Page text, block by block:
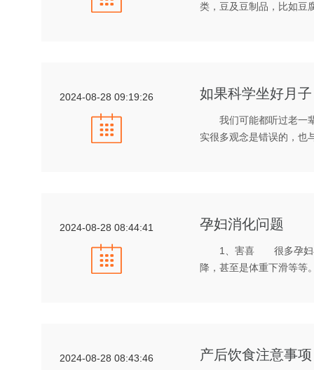
类，豆及豆制品，比如
2024-08-28 09:19:26 如果科学坐好月子
我们可能都听过老一辈
实很多观念是错误的，
2024-08-28 08:44:41 孕妇消化问题
1、害喜 很多孕妇在
降，甚至是体重下滑等等
2024-08-28 08:43:46 产后饮食注意事项